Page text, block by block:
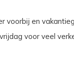
voorbij en
voor veel